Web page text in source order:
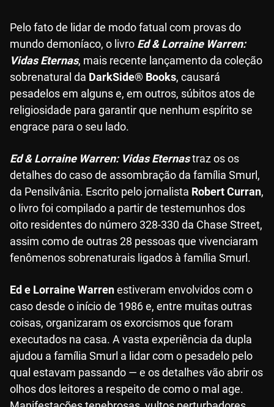
Pelo fato de lidar de modo fatual com provas do
mundo demoníaco, o livro Ed & Lorraine Warren:
Vidas Eternas, mais recente lançamento da coleção
sobrenatural da DarkSide® Books, causará
pesadelos em alguns e, em outros, súbitos atos de
religiosidade para garantir que nenhum espírito se
engrace para o seu lado.
Ed & Lorraine Warren: Vidas Eternastraz os os
detalhes do caso de assombração da família Smurl,
da Pensilvânia. Escrito pelo jornalista Robert Curran,
o livro foi compilado a partir de testemunhos dos
oito residentes do número 328-330 da Chase Street,
assim como de outras 28 pessoas que vivenciaram
fenômenos sobrenaturais ligados à família Smurl.
Ed e Lorraine Warrenestiveram envolvidos com o
caso desde o início de 1986 e, entre muitas outras
coisas, organizaram os exorcismos que foram
executados na casa. A vasta experiência da dupla
ajudou a família Smurl a lidar com o pesadelo pelo
qual estavam passando — e os detalhes vão abrir os
olhos dos leitores a respeito de como o mal age.